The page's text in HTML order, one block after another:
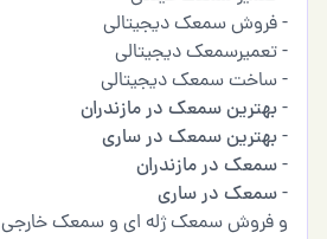
- فروش سمعک دیجیتالی
- تعمیرسمعک دیجیتالی
- ساخت سمعک دیجیتالی
-بهترین سمعک در مازندران
-بهترین سمعک در ساری
-سمعک در مازندران
-سمعک در ساری
و فروش سمعک ژله ای و سمعک خارجی